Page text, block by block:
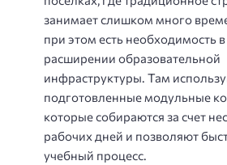
занимает слишком много
при этом есть необходимость
расширении образовательной
инфраструктуры. Там
подготовленные модульные
которые собираются за счет
рабочих дней и позволяют
учебный процесс.